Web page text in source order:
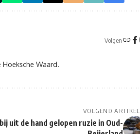
Volgen
Waard.
VOLGEND ARTIKEL
uit de hand gelopen ruzie in Oud-